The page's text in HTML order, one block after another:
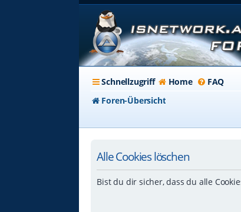
Schnellzugriff Home FAQ
Foren-Übersicht
Alle Cookies löschen
Bist du dir sicher, dass du alle